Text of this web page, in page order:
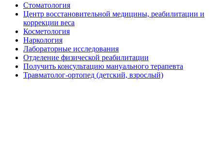
Стоматология
Центр восстановительной медицины, реабилитации и
коррекции веса
Косметология
Наркология
Лабораторные исследования
Отделение физической реабилитации
Получить консультацию мануального терапевта
Травматолог-ортопед (детский, взрослый)